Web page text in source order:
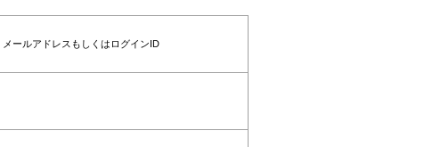
メールアドレスもしくはログインID